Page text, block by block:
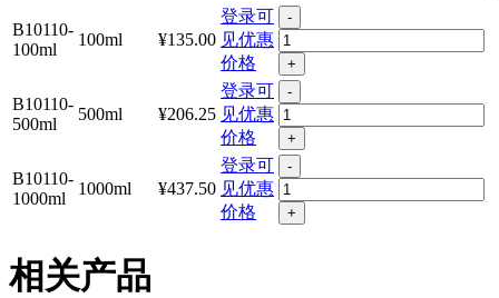
B10110-
100ml
100ml ¥135.00
登录可
见优惠
价格
-
+
B10110-
500ml
500ml ¥206.25
登录可
见优惠
价格
-
+
B10110-
1000ml
1000ml ¥437.50
登录可
见优惠
价格
-
+
相关产品